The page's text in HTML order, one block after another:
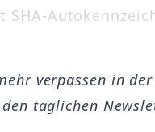
SHA-
verpassen in
täglichen